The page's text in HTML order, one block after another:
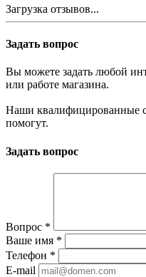
Загрузка отзывов...
Задать вопрос
Вы можете задать любой
или работе магазина.
Наши квалифицированные
помогут.
Задать вопрос
Вопрос *
Ваше имя *
Телефон *
E-mail